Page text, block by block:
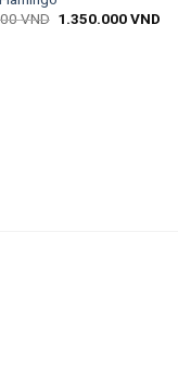
VND 1.350.000VND